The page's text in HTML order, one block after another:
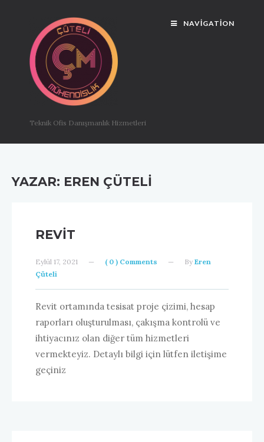
Teknik Ofis Danışmanlık Hizmetleri
NAVIGATION
YAZAR: EREN ÇÜTELI
REVIT
Eylül 17, 2021 — ( 0 ) Comments — By Eren
Çüteli
Revit ortamında tesisat proje çizimi, hesap
raporları oluşturulması, çakışma kontrolü ve
ihtiyacınız olan diğer tüm hizmetleri
vermekteyiz. Detaylı bilgi için lütfen iletişime
geçiniz